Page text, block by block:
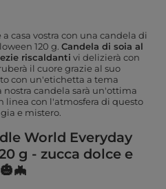
casa vostra con una candela di
120 g. Candela di soia al
riscaldanti vi delizierà con
il cuore grazie al suo
con un'etichetta a tema
nostra candela sarà un'ottima
linea con l'atmosfera di questo
e mistero.
World Everyday
g - zucca dolce e